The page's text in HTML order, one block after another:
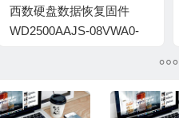
西数硬盘数据恢复固件
WD2500AAJS-08VWA0-
005800A9